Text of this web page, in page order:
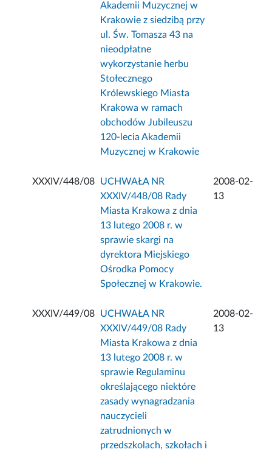
Akademii Muzycznej w
Krakowie z siedzibą przy
ul. Św. Tomasza 43 na
nieodpłatne
wykorzystanie herbu
Stołecznego
Królewskiego Miasta
Krakowa w ramach
obchodów Jubileuszu
120-lecia Akademii
Muzycznej w Krakowie
XXXIV/448/08
UCHWAŁA NR
XXXIV/448/08 Rady
Miasta Krakowa z dnia
13 lutego 2008 r. w
sprawie skargi na
dyrektora Miejskiego
Ośrodka Pomocy
Społecznej w Krakowie.
2008-02-
13
XXXIV/449/08
UCHWAŁA NR
XXXIV/449/08 Rady
Miasta Krakowa z dnia
13 lutego 2008 r. w
sprawie Regulaminu
określającego niektóre
zasady wynagradzania
nauczycieli
zatrudnionych w
przedszkolach, szkołach i
2008-02-
13